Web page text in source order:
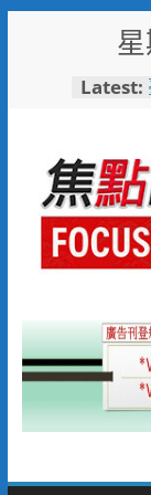
Latest: